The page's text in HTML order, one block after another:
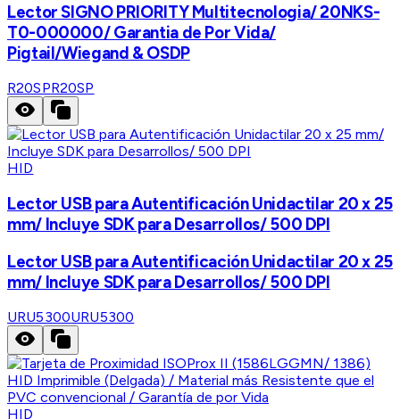
Lector SIGNO PRIORITY Multitecnologia/ 20NKS-
T0-000000/ Garantia de Por Vida/
Pigtail/Wiegand & OSDP
R20SPR20SP
HID
Lector USB para Autentificación Unidactilar 20 x 25
mm/ Incluye SDK para Desarrollos/ 500 DPI
Lector USB para Autentificación Unidactilar 20 x 25
mm/ Incluye SDK para Desarrollos/ 500 DPI
URU5300URU5300
HID